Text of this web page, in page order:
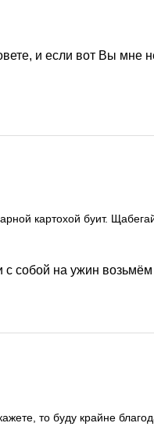
и если вот Вы мне
картохой буит.
с собой на ужин
то буду крайне